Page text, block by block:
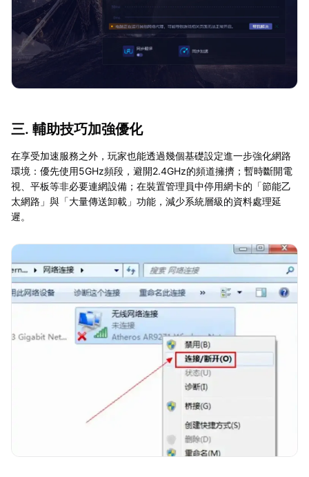
三. 輔助技巧加強優化
在享受加速服務之外，玩家也能透過幾個基礎設定進一步強化網路
環境：優先使用5GHz頻段，避開2.4GHz的頻道擁擠；暫時斷開電
視、平板等非必要連網設備；在裝置管理員中停用網卡的「節能乙
太網路」與「大量傳送卸載」功能，減少系統層級的資料處理延
遲。